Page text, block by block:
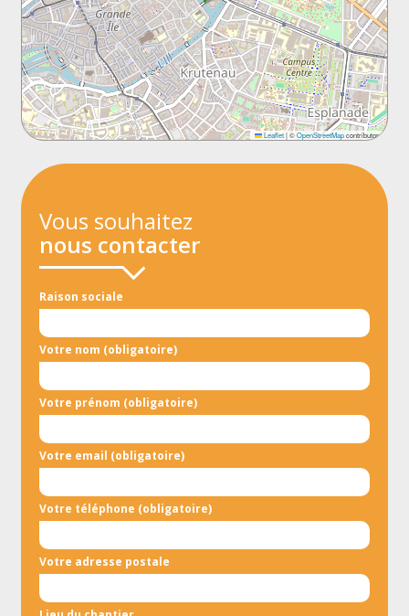
Leaflet |©OpenStreetMapcontributors
Vous souhaitez
nous contacter
Raison sociale
Votre nom (obligatoire)
Votre prénom (obligatoire)
Votre email (obligatoire)
Votre téléphone (obligatoire)
Votre adresse postale